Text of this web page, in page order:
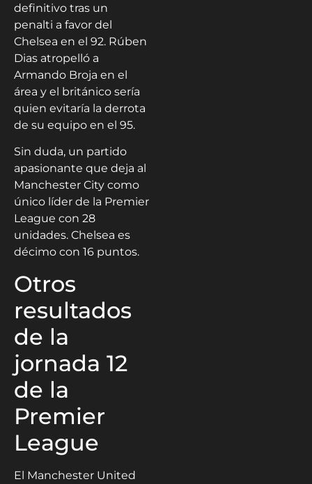
definitivo tras un
penalti a favor del
Chelsea en el 92. Rúben
Dias atropelló a
Armando Broja en el
área y el británico sería
quien evitaría la derrota
de su equipo en el 95.
Sin duda, un partido
apasionante que deja al
Manchester City como
único líder de la Premier
League con 28
unidades. Chelsea es
décimo con 16 puntos.
Otros
resultados
de la
jornada 12
de la
Premier
League
El Manchester United